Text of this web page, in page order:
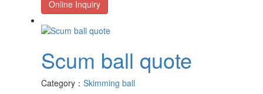
Online Inquiry
Scum ball quote
Category： Skimming ball